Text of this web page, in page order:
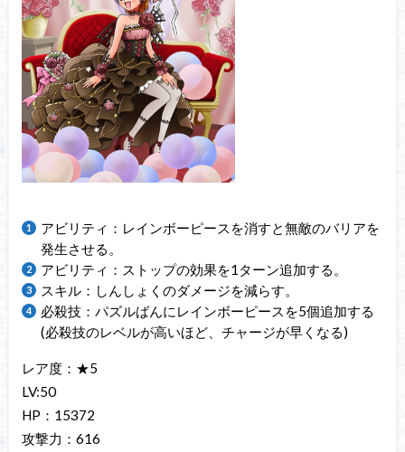
アビリティ：レインボーピースを消すと無敵のバリアを
発生させる。
アビリティ：ストップの効果を1ターン追加する。
スキル：しんしょくのダメージを減らす。
必殺技：パズルばんにレインボーピースを5個追加する
(必殺技のレベルが高いほど、チャージが早くなる)
レア度：★5
LV:50
HP：15372
攻撃力：616